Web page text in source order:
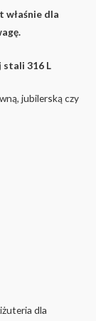
właśnie dla
stali 316 L
jubilerską czy
dla